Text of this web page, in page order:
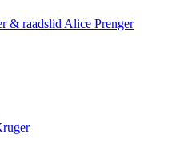
& raadslid Alice Prenger